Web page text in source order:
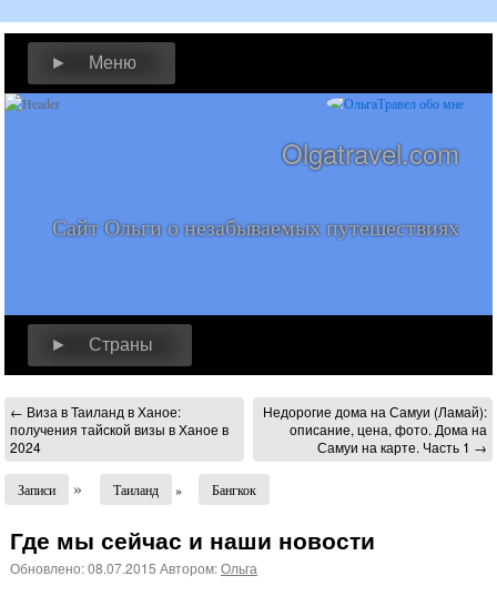
► Меню
Olgatravel.com
Сайт Ольги о незабываемых путешествиях
► Страны
← Виза в Таиланд в Ханое:
получения тайской визы в Ханое в
2024
Недорогие дома на Самуи (Ламай):
описание, цена, фото. Дома на
Самуи на карте. Часть 1 →
Записи » Таиланд » Бангкок
Где мы сейчас и наши новости
Обновлено:08.07.2015 Автором:Ольга